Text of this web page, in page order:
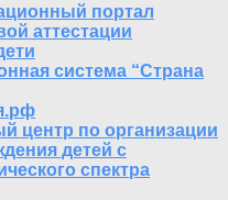
портал
аттестации
система “Страна
центр по организации
детей с
спектра